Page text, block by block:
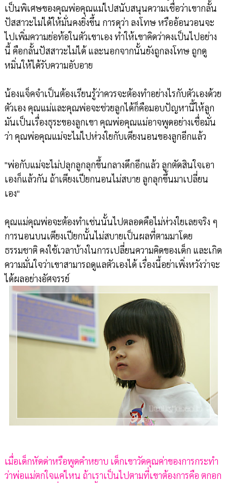
เป็นพิเศษของคุณพ่อคุณแม่ไปสนับสนุนความเชื่อว่าเขากลั้น
ปัสสาวะไม่ได้ให้มั่นคงยิ่งขึ้น การดุว่า ลงโทษ หรืออ้อนวอนจะ
ไปเพิ่มความย่อท้อในตัวเขาเอง ทำให้เขาคิดว่าคงเป็นไปอย่าง
นี้ คือกลั้นปัสสาวะไม่ได้ และนอกจากนั้นยังถูกลงโทษ ถูกดู
หมิ่นให้ได้รับความอับอาย
น้องแจ็คจำเป็นต้องเรียนรู้ว่าควรจะต้องทำอย่างไรกับตัวเองด้วย
ตัวเอง คุณแม่และคุณพ่อจะช่วยลูกได้ก็คือมอบปัญหานี้ให้ลูก
มันเป็นเรื่องธุระของลูกเขา คุณพ่อคุณแม่อาจพูดอย่างเชื่อมั่น
ว่า คุณพ่อคุณแม่จะไม่ไปห่วงใยกับเตียงนอนของลูกอีกแล้ว
"พ่อกับแม่จะไม่ปลุกลูกลุกขึ้นกลางดึกอีกแล้ว ลูกตัดสินใจเอา
เองก็แล้วกัน ถ้าเตียงเปียกนอนไม่สบาย ลูกลุกขึ้นมาเปลี่ยน
เอง"
คุณแม่คุณพ่อจะต้องทำเช่นนั้นไปตลอดคือไม่ห่วงใยเลยจริง ๆ
การนอนบนเตียงเปียกนั้นไม่สบายเป็นผลที่ตามมาโดย
ธรรมชาติ คงใช้เวลาบ้างในการเปลี่ยนความคิดของเด็ก และเกิด
ความมั่นใจว่าเขาสามารถดูแลตัวเองได้ เรื่องนี้อย่าเพิ่งหวังว่าจะ
ได้ผลอย่างอัศจรรย์
เมื่อเด็กหัดด่าหรือพูดคำหยาบ เด็กเขาวัดคุณค่าของการกระทำ
ว่าพ่อแม่ตกใจแค่ไหน ถ้าเราเป็นไปตามที่เขาต้องการคือ ตกอก